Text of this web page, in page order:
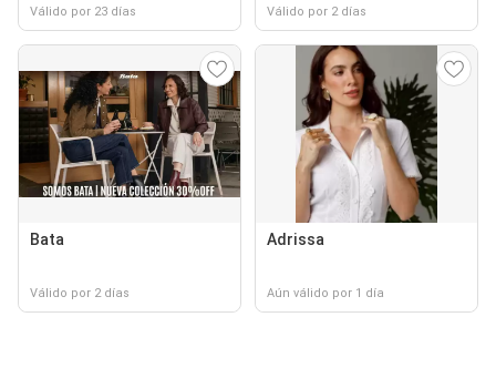
Válido por 23 días Válido por 2 días
Bata
Válido por 2 días
Adrissa
Aún válido por 1 día